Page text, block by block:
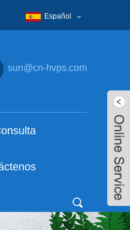
Español
sun@cn-hvps.com